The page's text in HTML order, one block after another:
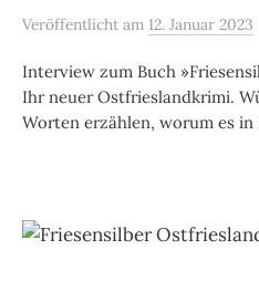
Veröffentlicht am 12. Januar 2023
Interview zum Buch
Ihr neuer Ostfrieslandkrimi.
Worten erzählen, worum es in